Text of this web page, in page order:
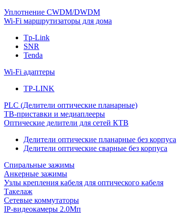
Уплотнение CWDM/DWDM
Wi-Fi маршрутизаторы для дома
Tp-Link
SNR
Tenda
Wi-Fi адаптеры
TP-LINK
PLC (Делители оптические планарные)
ТВ-приставки и медиаплееры
Оптические делители для сетей КТВ
Делители оптические планарные без корпуса
Делители оптические сварные без корпуса
Спиральные зажимы
Анкерные зажимы
Узлы крепления кабеля для оптического кабеля
Такелаж
Сетевые коммутаторы
IP-видеокамеры 2.0Мп